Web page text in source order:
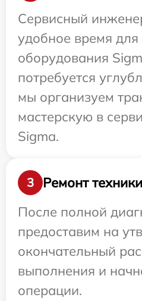
Сервисный
удобное время для
оборудования
потребуется
мы организуем
мастерскую в
Sigma.
3
Ремонт техники
После полной
предоставим на
окончательный
выполнения и
операции.